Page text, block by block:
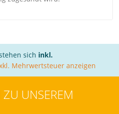
sich inkl.
Mehrwertsteuer anzeigen
UNSEREM